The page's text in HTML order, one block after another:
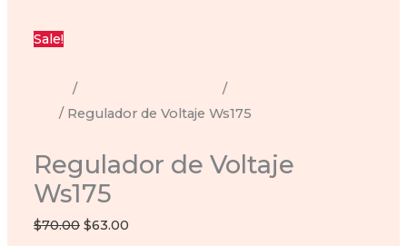
Sale!
/ /
/ Regulador de Voltaje Ws175
Regulador de Voltaje
Ws175
$70.00 Original
$63.00